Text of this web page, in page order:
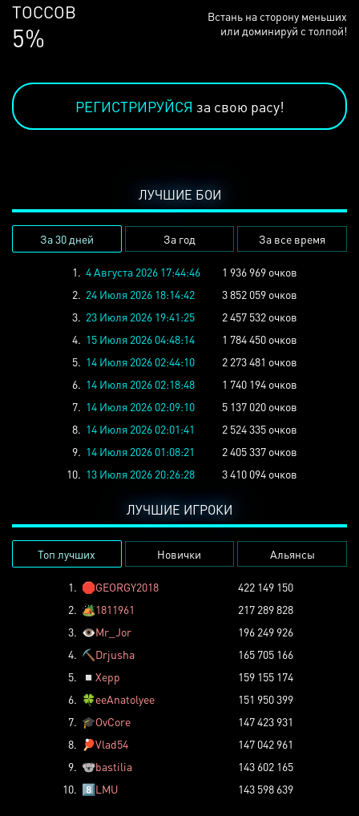
ЛЮДЕЙ
68%
Встань на сторону меньших
или доминируй с толпой!
РЕГИСТРИРУЙСЯ за свою расу!
ЛУЧШИЕ БОИ
За 30 дней За год За все время
1. 4 Августа 2026 17:44:46
1 936 969 очков
2. 24 Июля 2026 18:14:42
3 852 059 очков
3. 23 Июля 2026 19:41:25
2 457 532 очков
4. 15 Июля 2026 04:48:14
1 784 450 очков
5. 14 Июля 2026 02:44:10
2 273 481 очков
6. 14 Июля 2026 02:18:48
1 740 194 очков
7. 14 Июля 2026 02:09:10
5 137 020 очков
8. 14 Июля 2026 02:01:41
2 524 335 очков
9. 14 Июля 2026 01:08:21
2 405 337 очков
10. 13 Июля 2026 20:26:28 3 410 094 очков
ЛУЧШИЕ ИГРОКИ
Топ лучших Новички Альянсы
1. 🛑GEORGY2018
422 149 150
2. 🏕️1811961
217 289 828
3. 👁️Mr_Jor
196 249 926
4. ⛏️ Drjusha
165 705 166
5.
◽ Xepp
159 155 174
6. 🍀eeAnatolyee
151 950 399
7. 🎓OvCore
147 423 931
8.
🏓Vlad54
147 042 961
9. 🐨bastilia
143 602 165
10. 8️⃣LMU 143 598 639